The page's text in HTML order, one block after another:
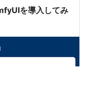
あたりから遅くなり
ク…
を導入してみ